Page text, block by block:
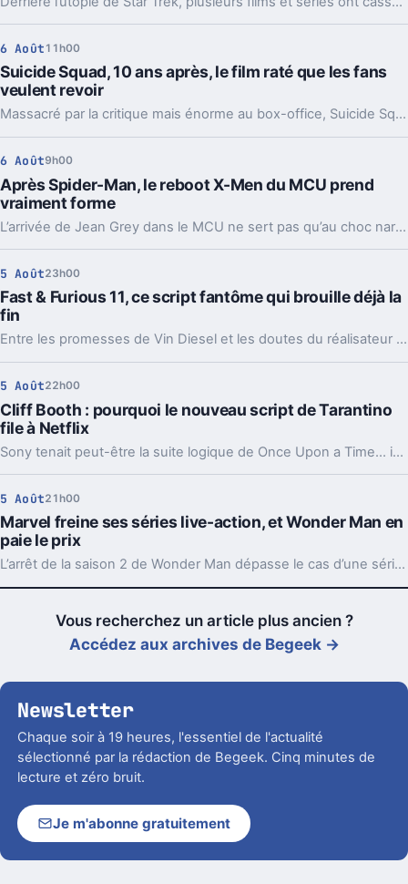
6 Août 11h00
Suicide Squad, 10 ans après, le film raté que les fans
veulent revoir
Massacré par la critique mais énorme au box-office, Suicide Squad reste un cas d’école chez DC. Et l’appel au montage d’Ayer n’a jamais cessé.
6 Août9h00
Après Spider-Man, le reboot X-Men du MCU prend
vraiment forme
L’arrivée de Jean Grey dans le MCU ne sert pas qu’au choc narratif. Elle dessine déjà l’âge, les thèmes et les menaces du futur film X-Men.
5 Août23h00
Fast & Furious 11, ce script fantôme qui brouille déjà la
fin
Entre les promesses de Vin Diesel et les doutes du réalisateur Louis Leterrier, la conclusion de la saga Fast & Furious paraît plus floue que prévu.
5 Août22h00
Cliff Booth : pourquoi le nouveau script de Tarantino
file à Netflix
Sony tenait peut-être la suite logique de Once Upon a Time… in Hollywood. Mais un choix de Quentin Tarantino a déplacé le projet vers Netflix.
5 Août21h00
Marvel freine ses séries live-action, et Wonder Man en
paie le prix
L’arrêt de la saison 2 de Wonder Man dépasse le cas d’une série. Marvel réduit la voilure sur Disney+ pour éviter d’user sa machine cinéma.
Vous recherchez un article plus ancien ?
Accédez aux archives de Begeek →
Newsletter
Chaque soir à 19 heures, l'essentiel de l'actualité
sélectionné par la rédaction de Begeek. Cinq minutes de
lecture et zéro bruit.
Je m'abonne gratuitement